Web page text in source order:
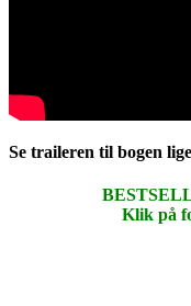
Se traileren til bogen
Klik på